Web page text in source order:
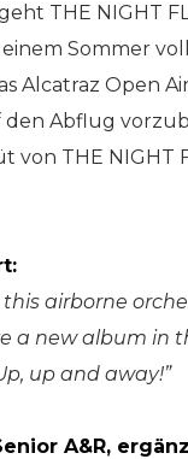
THE NIGHT
Sommer
Alcatraz Open
den Abflug
THE NIGHT
airborne
a new album in
up and away!”
A&R,